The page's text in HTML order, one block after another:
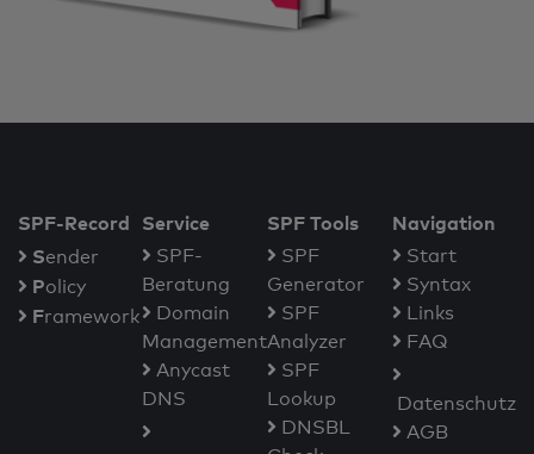
SPF-Record
Sender
Policy
Framework
Service
SPF-
Beratung
Domain
Management
Anycast
DNS
SPF Tools
SPF
Generator
SPF
Analyzer
SPF
Lookup
DNSBL
Navigation
Start
Syntax
Links
FAQ
Datenschutz
AGB